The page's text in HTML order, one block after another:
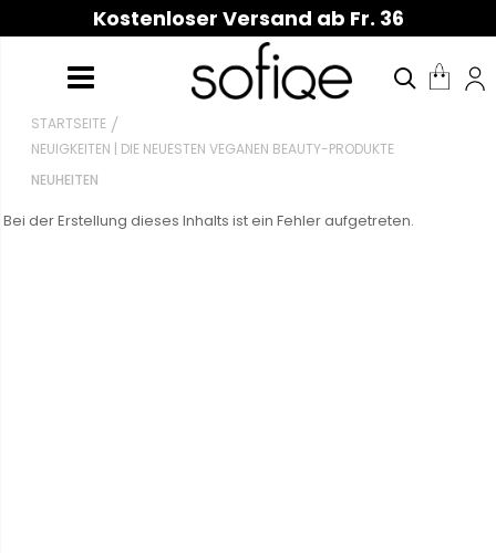
Kostenloser Versand ab Fr. 36
NEUHEITEN
STARTSEITE
NEUIGKEITEN | DIE NEUESTEN VEGANEN BEAUTY-PRODUKTE
Bei der Erstellung dieses Inhalts ist ein Fehler aufgetreten.